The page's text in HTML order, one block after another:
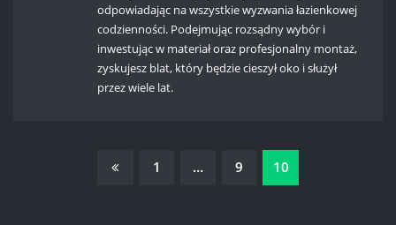
odpowiadając na wszystkie wyzwania łazienkowej
codzienności. Podejmując rozsądny wybór i
inwestując w materiał oraz profesjonalny montaż,
zyskujesz blat, który będzie cieszył oko i służył
przez wiele lat.
Stronicowanie
1 … 9 10